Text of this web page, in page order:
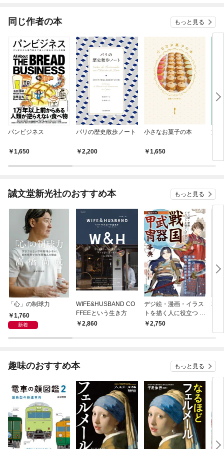
されるようになりまし
た。
同じ作者の本 もっと見る
パンビジネス
1,650
パリの歴史散歩ノート
2,200
小さなお菓子の本
1,650
旅
誠文堂新光社のおすすめ本 もっと見る
「心」の制球力
1,760
新着
WIFE&HUSBAND CO
FFEEという生き方
2,860
デジ絵・漫画・イラス
トを描く人に役立つ 戦
国武器甲冑事典
2,750
私
趣味のおすすめ本 もっと見る